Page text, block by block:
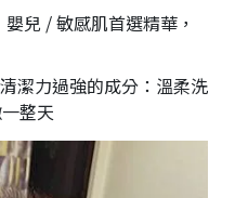
兒 / 敏感肌首選精華，
潔力過強的成分：溫柔洗
整天